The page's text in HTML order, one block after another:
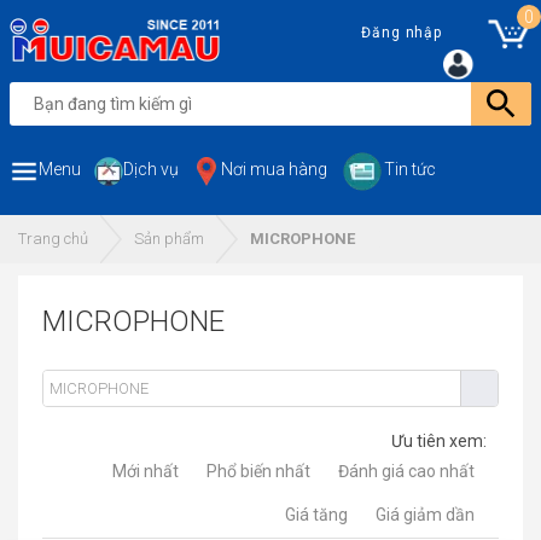
Đăng nhập
0
Menu Dịch vụ Nơi mua hàng Tin tức
Trang chủ Sản phẩm MICROPHONE
MICROPHONE
Ưu tiên xem:
Mới nhất
Phổ biến nhất Đánh giá cao nhất
Giá tăng Giá giảm dần